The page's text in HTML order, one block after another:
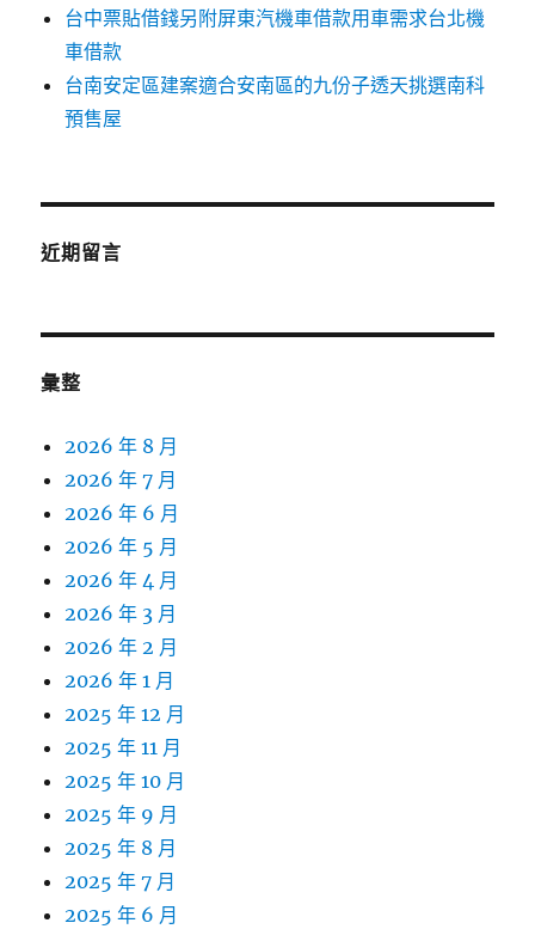
台中票貼借錢另附屏東汽機車借款用車需求台北機
車借款
台南安定區建案適合安南區的九份子透天挑選南科
預售屋
近期留言
彙整
2026 年 8 月
2026 年 7 月
2026 年 6 月
2026 年 5 月
2026 年 4 月
2026 年 3 月
2026 年 2 月
2026 年 1 月
2025 年 12 月
2025 年 11 月
2025 年 10 月
2025 年 9 月
2025 年 8 月
2025 年 7 月
2025 年 6 月